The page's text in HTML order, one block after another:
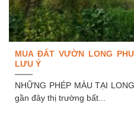
MUA ĐẤT VƯỜN LONG
LƯU Ý
NHỮNG PHÉP MÀU TẠI
gần đây thị trường bất...